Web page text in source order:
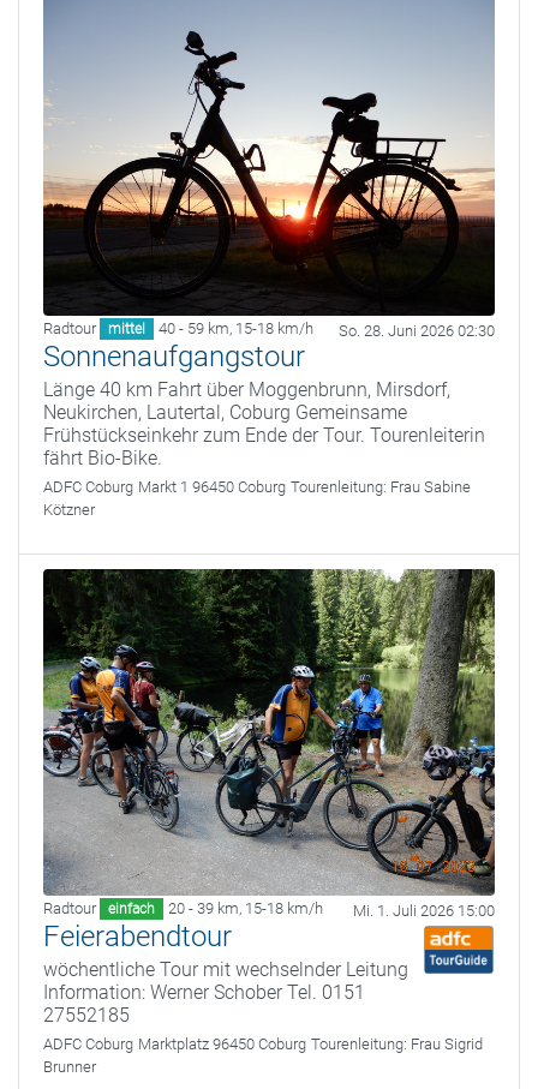
Radtour mittel 40 - 59 km, 15-18 km/h So. 28. Juni 2026 02:30
Sonnenaufgangstour
Länge 40 km Fahrt über Moggenbrunn, Mirsdorf,
Neukirchen, Lautertal, Coburg Gemeinsame
Frühstückseinkehr zum Ende der Tour. Tourenleiterin
fährt Bio-Bike.
ADFC Coburg Markt 1 96450 Coburg Tourenleitung: Frau Sabine
Kötzner
Radtour einfach 20 - 39 km, 15-18 km/h Mi. 1. Juli 2026 15:00
Feierabendtour
wöchentliche Tour mit wechselnder Leitung
Information: Werner Schober Tel. 0151
27552185
ADFC Coburg Marktplatz 96450 Coburg Tourenleitung: Frau Sigrid
Brunner